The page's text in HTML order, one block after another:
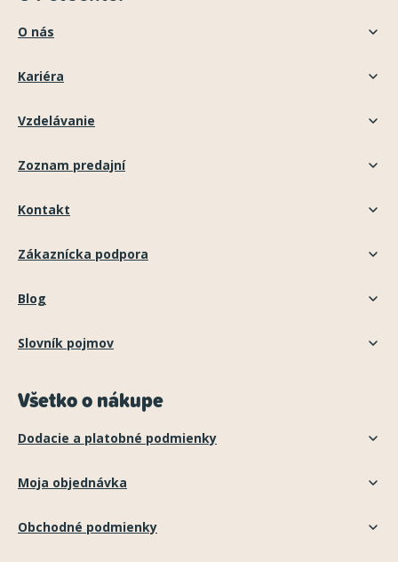
O nás
Kariéra
Vzdelávanie
Zoznam predajní
Kontakt
Zákaznícka podpora
Blog
Slovník pojmov
Všetko o nákupe
Dodacie a platobné podmienky
Moja objednávka
Obchodné podmienky